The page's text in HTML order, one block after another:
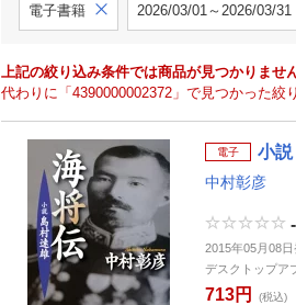
電子書籍 2026/03/01～2026/03/31
上記の絞り込み条件では商品が見つかりませ
代わりに「4390000002372」で見つかった絞
電子 小
中村彰彦
-
2015年05月08
デスクトップア
713円 (税込)